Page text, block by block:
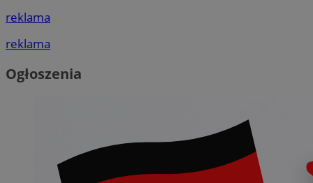
reklama
reklama
Ogłoszenia